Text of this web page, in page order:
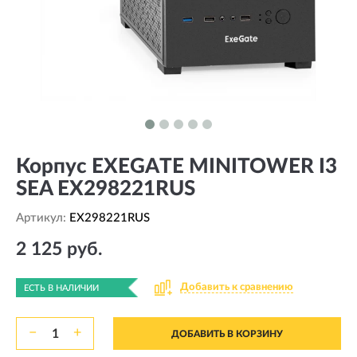
Корпус EXEGATE MINITOWER I3
SEA EX298221RUS
Артикул: EX298221RUS
2 125 руб.
ЕСТЬ В НАЛИЧИИ Добавить к сравнению
− + ДОБАВИТЬ В КОРЗИНУ